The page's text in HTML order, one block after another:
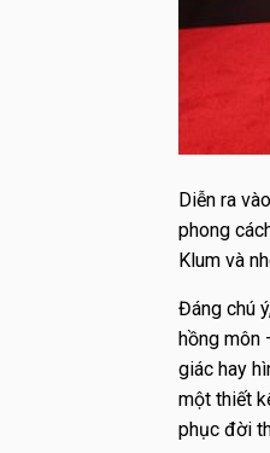
Diễn ra
phong
Klum và
Đáng chú
hồng môn
giác hay
một thiết
phục đời